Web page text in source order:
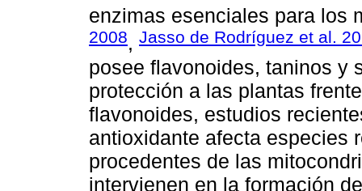
enzimas esenciales para los
2008, Jasso de Rodríguez et al.
posee flavonoides, taninos y
protección a las plantas
flavonoides, estudios
antioxidante afecta especies
procedentes de las
intervienen en la formación